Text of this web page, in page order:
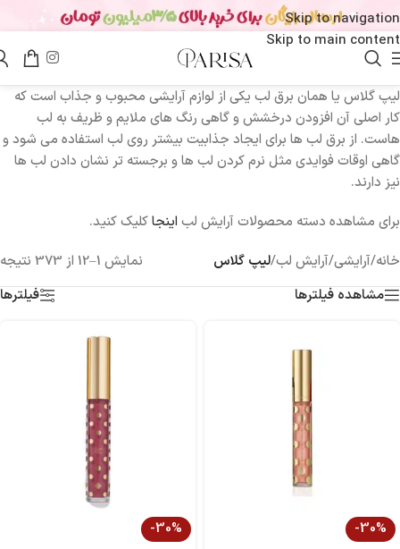
Skip to navigation
Skip to main content
لیپ گلاس یا همان برق لب یکی از لوازم آرایشی محبوب و جذاب است که
کار اصلی آن افزودن درخشش و گاهی رنگ های ملایم و ظریف به لب
هاست. از برق لب ها برای ایجاد جذابیت بیشتر روی لب استفاده می شود و
گاهی اوقات فوایدی مثل نرم کردن لب ها و برجسته تر نشان دادن لب ها
نیز دارند.
برای مشاهده دسته محصولات آرایش لب اینجاکلیک کنید.
خانه/آرایشی/آرایش لب/لیپ گلاس
نمایش 1–12 از 373 نتیجه
مشاهده فیلترها
فیلترها
-30%
-30%